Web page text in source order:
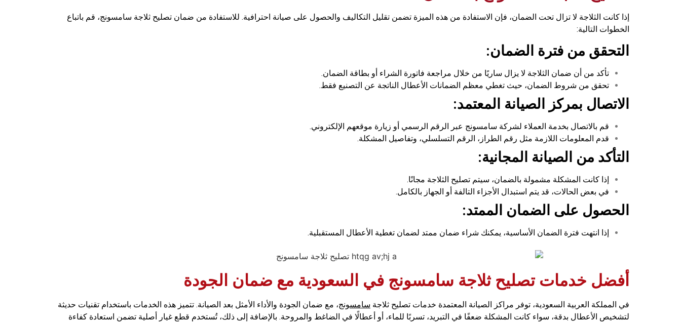
إذا كانت الثلاجة لا تزال تحت الضمان، فإن الاستفادة من هذه الميزة تضمن تقليل التكاليف والحصول على صيانة احترافية. للاستفادة من ضمان تصليح ثلاجة سامسونج، قم باتباع
الخطوات التالية:
التحقق من فترة الضمان:
تأكد من أن ضمان الثلاجة لا يزال ساريًا من خلال مراجعة فاتورة الشراء أو بطاقة الضمان.
تحقق من شروط الضمان، حيث تغطي معظم الضمانات الأعطال الناتجة عن التصنيع فقط.
الاتصال بمركز الصيانة المعتمد:
قم بالاتصال بخدمة العملاء لشركة سامسونج عبر الرقم الرسمي أو زيارة موقعهم الإلكتروني.
قدم المعلومات اللازمة مثل رقم الطراز، الرقم التسلسلي، وتفاصيل المشكلة.
التأكد من الصيانة المجانية:
إذا كانت المشكلة مشمولة بالضمان، سيتم تصليح الثلاجة مجانًا.
في بعض الحالات، قد يتم استبدال الأجزاء التالفة أو الجهاز بالكامل.
الحصول على الضمان الممتد:
إذا انتهت فترة الضمان الأساسية، يمكنك شراء ضمان ممتد لضمان تغطية الأعطال المستقبلية.
أفضل خدمات تصليح ثلاجة سامسونج في السعودية مع ضمان الجودة
في المملكة العربية السعودية، توفر مراكز الصيانة المعتمدة خدمات تصليح ثلاجة سامسونج، مع ضمان الجودة والأداء الأمثل بعد الصيانة. تتميز هذه الخدمات باستخدام تقنيات حديثة
لتشخيص الأعطال بدقة، سواء كانت المشكلة ضعفًا في التبريد، تسربًا للماء، أو أعطالًا في الضاغط والمروحة. بالإضافة إلى ذلك، تُستخدم قطع غيار أصلية تضمن استعادة كفاءة